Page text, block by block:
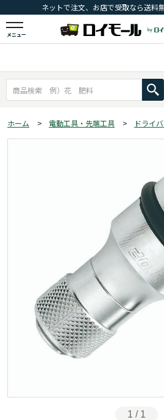
ネットで注文、お店で受取なら送料
メニュー
ホーム > 電動工具・先端工具 > ドライ
1 / 1